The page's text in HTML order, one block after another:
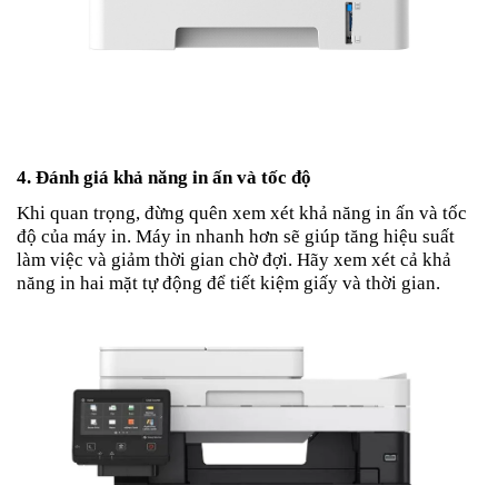
4. Đánh giá khả năng in ấn và tốc độ
Khi quan trọng, đừng quên xem xét khả năng in ấn và tốc
độ của máy in. Máy in nhanh hơn sẽ giúp tăng hiệu suất
làm việc và giảm thời gian chờ đợi. Hãy xem xét cả khả
năng in hai mặt tự động để tiết kiệm giấy và thời gian.